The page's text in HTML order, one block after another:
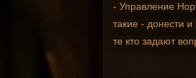
- Управление
такие - донести
те кто задают